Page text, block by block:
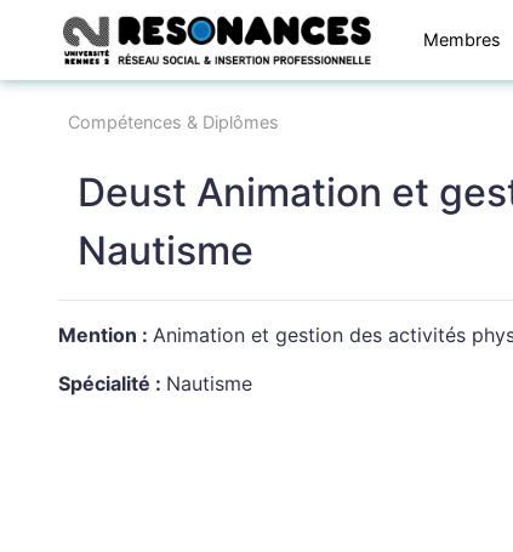
Membres
Compétences & Diplômes
Deust Animation et
Nautisme
Mention : Animation et gestion des activités
Spécialité : Nautisme